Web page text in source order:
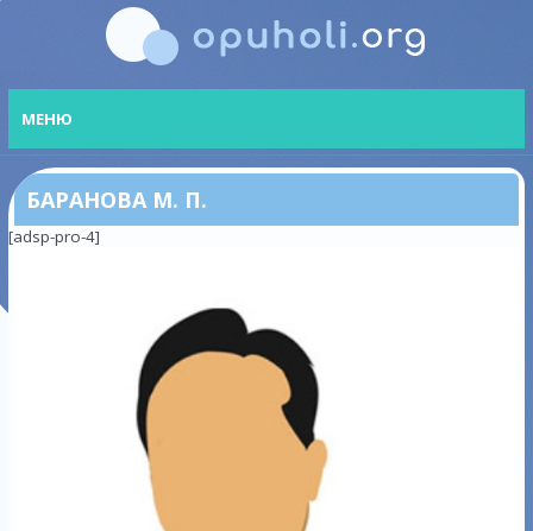
МЕНЮ
БАРАНОВА М. П.
[adsp-pro-4]